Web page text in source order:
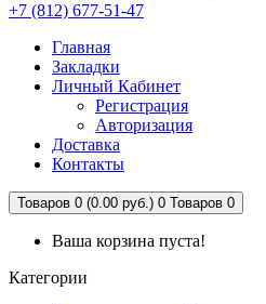
+7 (812) 677-51-47
Главная
Закладки
Личный Кабинет
Регистрация
Авторизация
Доставка
Контакты
Товаров 0 (0.00 руб.) 0 Товаров 0
Ваша корзина пуста!
Категории